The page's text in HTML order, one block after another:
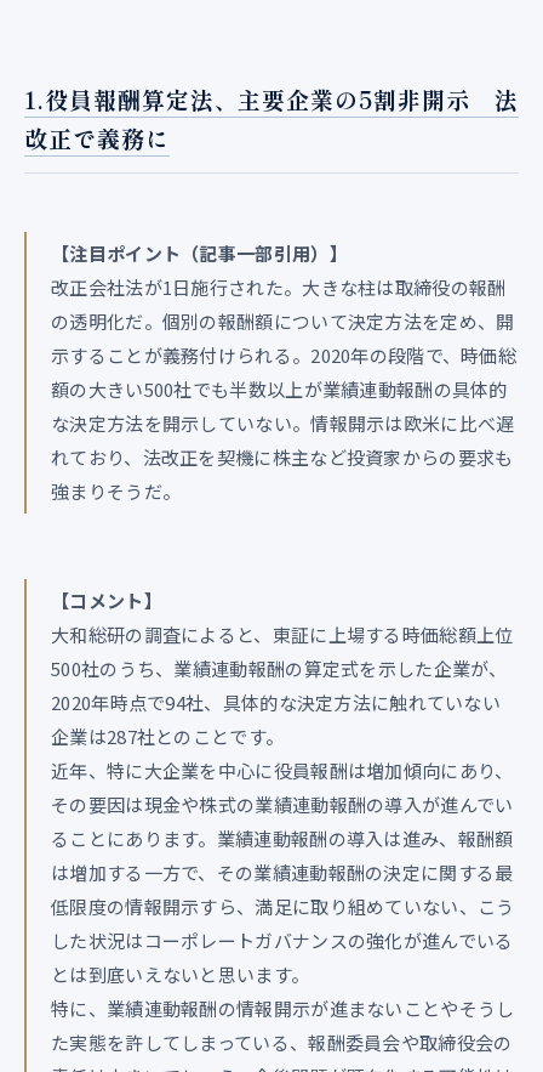
1.役員報酬算定法、主要企業の5割非開示 法
改正で義務に
【注目ポイント（記事一部引用）】
改正会社法が1日施行された。大きな柱は取締役の報酬
の透明化だ。個別の報酬額について決定方法を定め、開
示することが義務付けられる。2020年の段階で、時価総
額の大きい500社でも半数以上が業績連動報酬の具体的
な決定方法を開示していない。情報開示は欧米に比べ遅
れており、法改正を契機に株主など投資家からの要求も
強まりそうだ。
【コメント】
大和総研の調査によると、東証に上場する時価総額上位
500社のうち、業績連動報酬の算定式を示した企業が、
2020年時点で94社、具体的な決定方法に触れていない
企業は287社とのことです。
近年、特に大企業を中心に役員報酬は増加傾向にあり、
その要因は現金や株式の業績連動報酬の導入が進んでい
ることにあります。業績連動報酬の導入は進み、報酬額
は増加する一方で、その業績連動報酬の決定に関する最
低限度の情報開示すら、満足に取り組めていない、こう
した状況はコーポレートガバナンスの強化が進んでいる
とは到底いえないと思います。
特に、業績連動報酬の情報開示が進まないことやそうし
た実態を許してしまっている、報酬委員会や取締役会の